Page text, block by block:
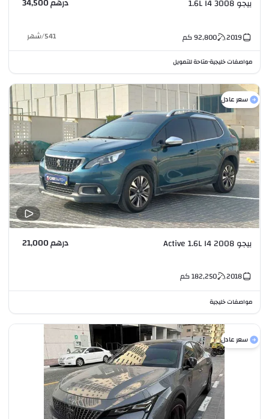
بيجو 3008 1.6L I4 درهم 34,500
2019
92,800كم 541
/شهر
مواصفات خليجية•متاحة للتمويل
سعر عادل
بيجو 2008 Active 1.6L I4 درهم 21,000
2018
182,250كم
مواصفات خليجية
سعر عادل